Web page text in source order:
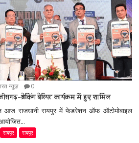
न्यूज़ 0
ब्रेकिंग बेरियर‘ कार्यक्रम में हुए शामिल
आज राजधानी रायपुर में फेडरेशन ऑफ ऑटोमोबाइल
आयोजित...
रायपुर रायपुर